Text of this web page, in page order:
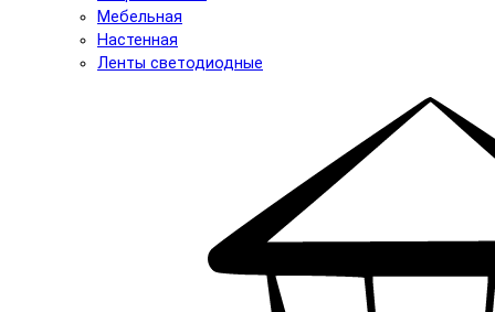
Мебельная
Настенная
Ленты светодиодные